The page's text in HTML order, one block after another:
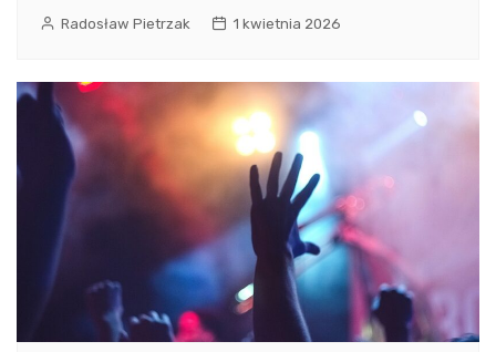
Radosław Pietrzak 1 kwietnia 2026